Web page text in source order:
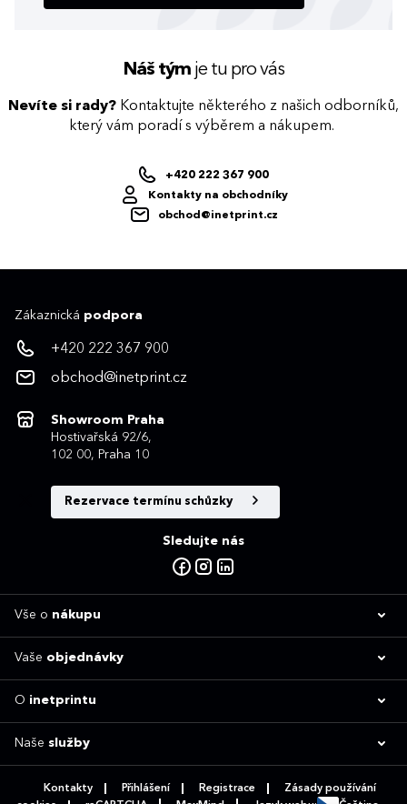
Náš týmje tu pro vás
Nevíte si rady? Kontaktujte některého z našich odborníků,
který vám poradí s výběrem a nákupem.
+420 222 367 900
Kontakty na obchodníky
obchod@inetprint.cz
Zákaznická podpora
+420 222 367 900
obchod@inetprint.cz
Showroom Praha
Hostivařská 92/6,
102 00, Praha 10
Rezervace termínu schůzky
Sledujte nás
Vše o nákupu
Vaše objednávky
O inetprintu
Naše služby
Kontakty Přihlášení Registrace
Zásady používání